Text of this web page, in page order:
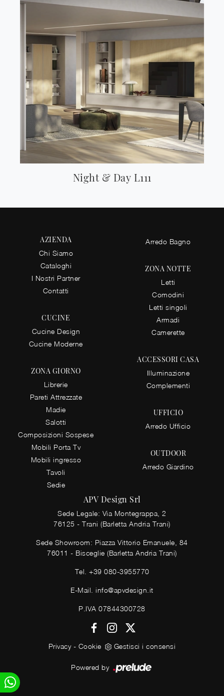
Night & Day L111
AZIENDA
Chi Siamo
Cataloghi
I Nostri Partner
Contatti
CUCINE
Cucine Design
Cucine Moderne
ZONA GIORNO
Librerie
Pareti Attrezzate
Madie
Salotti
Composizioni Sospese
Mobili Porta Tv
Mobili ingresso
Tavoli
Sedie
Arredo Bagno
ZONA NOTTE
Letti
Comodini
Letti singoli
Armadi
Camerette
ACCESSORI CASA
Illuminazione
Complementi
UFFICIO
Arredo Ufficio
OUTDOOR
Arredo Giardino
APV Design Srl
Sede Legale: Via Montegrappa, 2
76125 - Trani (Barletta Andria Trani)
Sede Showroom: Piazza Vittorio Emanuele, 84
76011 - Bisceglie (Barletta Andria Trani)
Tel. +39 080-3955770
E-Mail.info@apvdesign.it
P.IVA 07844300728
Privacy- Cookie Gestisci i consensi
Powered by